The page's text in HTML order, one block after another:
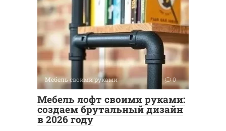
Мебель своими руками 0
Мебель лофт своими руками:
создаем брутальный дизайн
в 2026 году